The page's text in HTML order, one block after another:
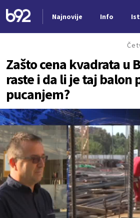
Najnovije Info
Zašto cena kvadrata u
raste i da li je taj balon
pucanjem?